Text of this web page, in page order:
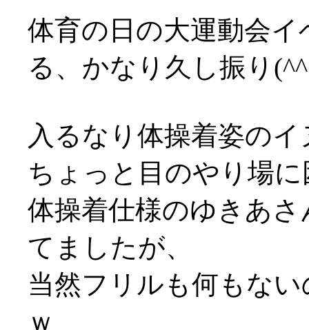
体育の日の大運動会
る、かなり久し振り
入るなり体操着姿の
ちょっと目のやり場
体操着仕様のゆきあ
てましたが、
当然フリルも何もな
ｗ